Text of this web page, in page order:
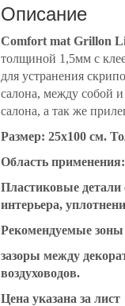
Описание
Comfort mat Grillon
толщиной 1,5мм с
для устранения
салона, между собой
салона, а так же
Размер: 25x100 см.
Область применения:
Пластиковые детали
интерьера,
Рекомендуемые зоны
зазоры между
воздуховодов.
Цена указана за лист